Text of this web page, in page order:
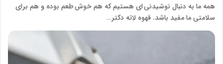
همه ما به دنبال نوشیدنی ای هستیم که هم خوش طعم بوده و هم برای
سلامتی ما مفید باشد. قهوه لاته دکتر…